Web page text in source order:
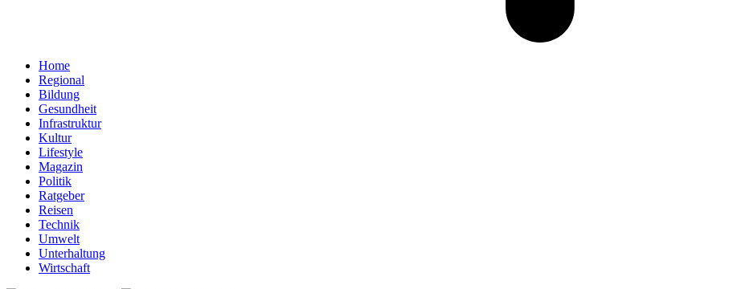
Home
Regional
Bildung
Gesundheit
Infrastruktur
Kultur
Lifestyle
Magazin
Politik
Ratgeber
Reisen
Technik
Umwelt
Unterhaltung
Wirtschaft